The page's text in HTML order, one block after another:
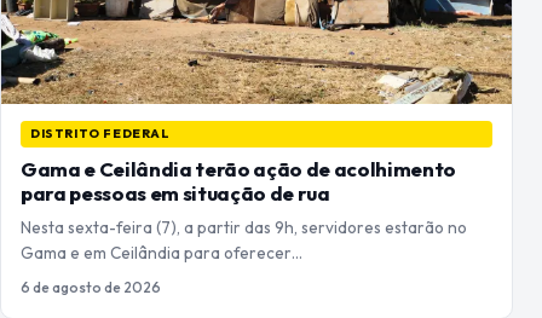
DISTRITO FEDERAL
Gama e Ceilândia terão ação de acolhimento
para pessoas em situação de rua
Nesta sexta-feira (7), a partir das 9h, servidores estarão no
Gama e em Ceilândia para oferecer…
6 de agosto de 2026